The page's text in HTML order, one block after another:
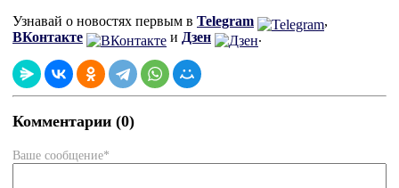
Узнавай о новостях первым в Telegram
,
ВКонтакте
и Дзен .
Комментарии (0)
Ваше сообщение*